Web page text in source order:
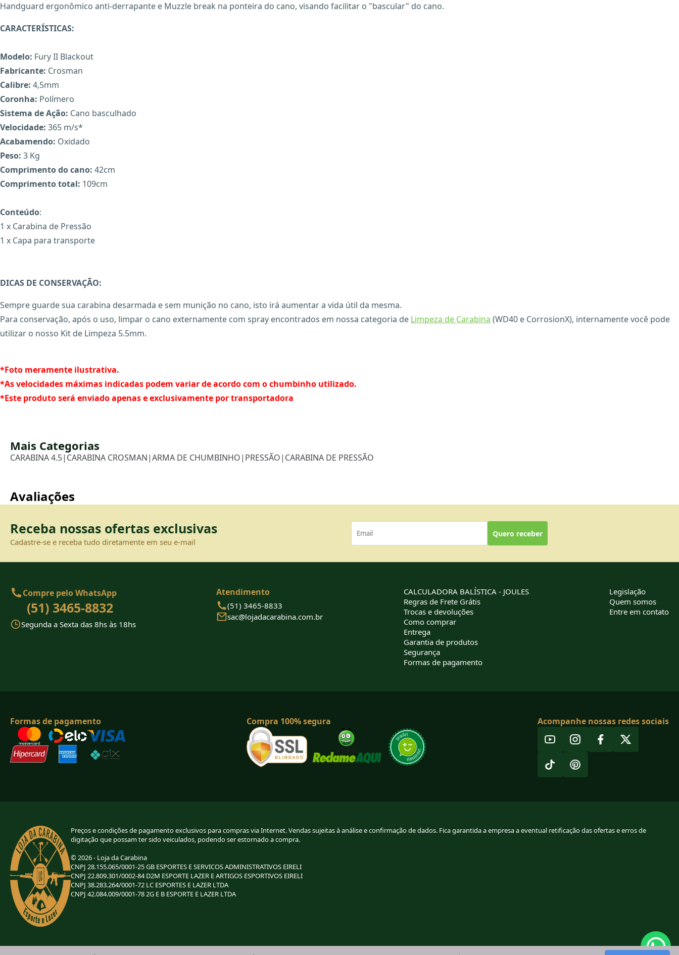
Handguard ergonômico anti-derrapante e Muzzle break na ponteira do cano, visando facilitar o "bascular" do cano.
CARACTERÍSTICAS:
Modelo: Fury II Blackout
Fabricante: Crosman
Calibre: 4,5mm
Coronha: Polímero
Sistema de Ação: Cano basculhado
Velocidade: 365 m/s*
Acabamendo: Oxidado
Peso: 3 Kg
Comprimento do cano: 42cm
Comprimento total: 109cm
Conteúdo:
1 x Carabina de Pressão
1 x Capa para transporte
DICAS DE CONSERVAÇÃO:
Sempre guarde sua carabina desarmada e sem munição no cano, isto irá aumentar a vida útil da mesma.
Para conservação, após o uso, limpar o cano externamente com spray encontrados em nossa categoria de Limpeza de Carabina (WD40 e CorrosionX), internamente você pode
utilizar o nosso Kit de Limpeza 5.5mm.
*Foto meramente ilustrativa.
*As velocidades máximas indicadas podem variar de acordo com o chumbinho utilizado.
*Este produto será enviado apenas e exclusivamente por transportadora
Mais Categorias
CARABINA 4.5| CARABINA CROSMAN|ARMA DE CHUMBINHO| PRESSÃO| CARABINA DE PRESSÃO
Avaliações
Receba nossas ofertas exclusivas
Cadastre-se e receba tudo diretamente em seu e-mail
Quero receber
Compre pelo WhatsApp
(51) 3465-8832
Segunda a Sexta das 8hs às 18hs
Atendimento
(51) 3465-8833
sac@lojadacarabina.com.br
CALCULADORA BALÍSTICA - JOULES
Regras de Frete Grátis
Trocas e devoluções
Como comprar
Entrega
Garantia de produtos
Segurança
Formas de pagamento
Legislação
Quem somos
Entre em contato
Formas de pagamento Compra 100% segura Acompanhe nossas redes sociais
Preços e condições de pagamento exclusivos para compras via Internet. Vendas sujeitas à análise e confirmação de dados. Fica garantida a empresa a eventual retificação das ofertas e erros de
digitação que possam ter sido veiculados, podendo ser estornado a compra.
© 2026 - Loja da Carabina
CNPJ 28.155.065/0001-25 GB ESPORTES E SERVICOS ADMINISTRATIVOS EIRELI
CNPJ 22.809.301/0002-84 D2M ESPORTE LAZER E ARTIGOS ESPORTIVOS EIRELI
CNPJ 38.283.264/0001-72 LC ESPORTES E LAZER LTDA
CNPJ 42.084.009/0001-78 2G E B ESPORTE E LAZER LTDA